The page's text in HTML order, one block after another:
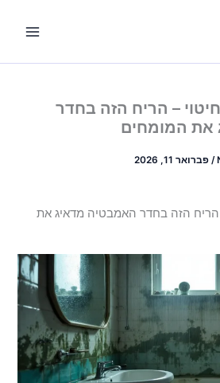
– הריח הזה בחדר
את המומחים
/פברואר 11, 2026
הריח הזה בחדר האמבטיה מדאיג את